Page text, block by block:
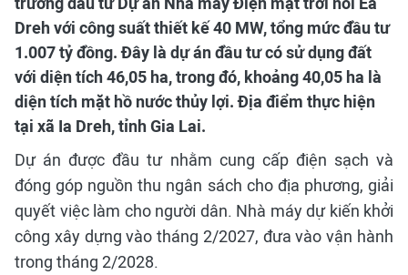
Dreh với công suất thiết kế 40 MW, tổng mức đầu tư
1.007 tỷ đồng. Đây là dự án đầu tư có sử dụng đất
với diện tích 46,05 ha, trong đó, khoảng 40,05 ha là
diện tích mặt hồ nước thủy lợi. Địa điểm thực hiện
tại xã Ia Dreh, tỉnh Gia Lai.
Dự án được đầu tư nhằm cung cấp điện sạch và
đóng góp nguồn thu ngân sách cho địa phương, giải
quyết việc làm cho người dân. Nhà máy dự kiến khởi
công xây dựng vào tháng 2/2027, đưa vào vận hành
trong tháng 2/2028.